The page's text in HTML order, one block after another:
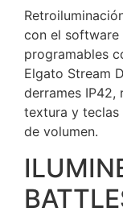
con el software
programables
Elgato Stream
derrames IP42,
textura y teclas
de volumen.